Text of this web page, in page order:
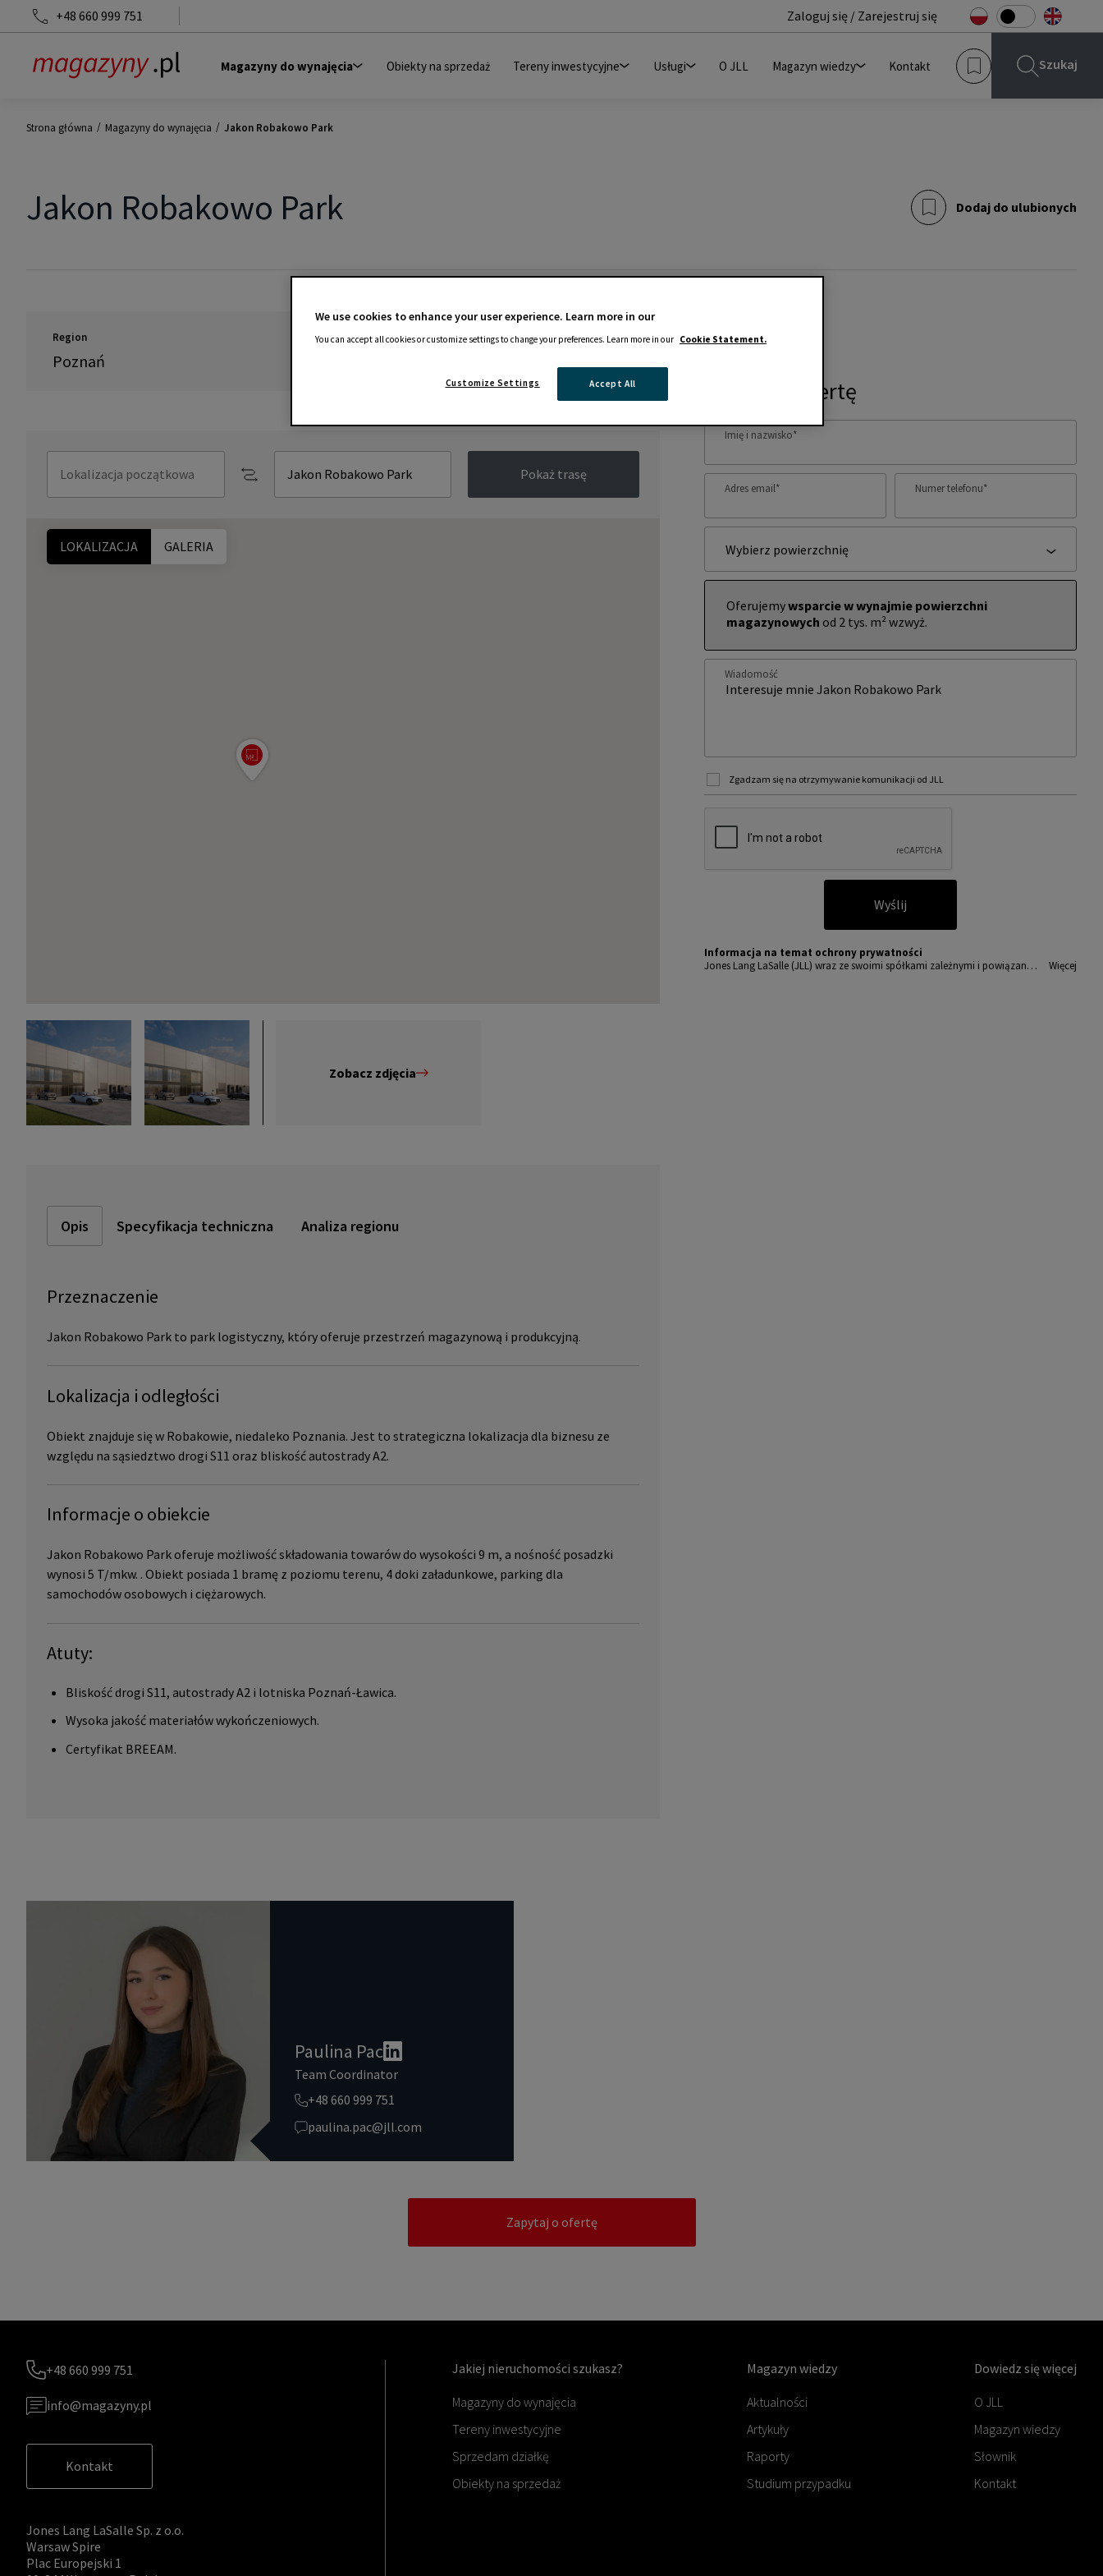
+48 660 999 751 Zaloguj się / Zarejestruj się
Magazyny do wynajęcia Obiekty na sprzedaż Tereny inwestycyjne Usługi O JLL Magazyn wiedzy Kontakt Szukaj
Strona główna / Magazyny do wynajęcia / Jakon Robakowo Park
Jakon Robakowo Park Dodaj do ulubionych
Region
Poznań
LOKALIZACJA GALERIA
Pokaż trasę
Zobacz zdjęcia
Opis Specyfikacja techniczna Analiza regionu
Przeznaczenie
Jakon Robakowo Park to park logistyczny, który oferuje przestrzeń magazynową i produkcyjną.
Lokalizacja i odległości
Obiekt znajduje się w Robakowie, niedaleko Poznania. Jest to strategiczna lokalizacja dla biznesu ze
względu na sąsiedztwo drogi S11 oraz bliskość autostrady A2.
Informacje o obiekcie
Jakon Robakowo Park oferuje możliwość składowania towarów do wysokości 9 m, a nośność posadzki
wynosi 5 T/mkw. . Obiekt posiada 1 bramę z poziomu terenu, 4 doki załadunkowe, parking dla
samochodów osobowych i ciężarowych.
Atuty:
Bliskość drogi S11, autostrady A2 i lotniska Poznań-Ławica.
Wysoka jakość materiałów wykończeniowych.
Certyfikat BREEAM.
Zapytaj o ofertę
Imię i nazwisko*
Adres email* Numer telefonu*
Wybierz powierzchnię
Oferujemywsparcie w wynajmie powierzchni
magazynowych od 2 tys. m² wzwyż.
Wiadomość
Zgadzam się na otrzymywanie komunikacji od JLL
Wyślij
Informacja na temat ochrony prywatności
Jones Lang LaSalle (JLL) wraz ze swoimi spółkami zależnymi i powiązany
Więcej
Paulina Pac
Team Coordinator
+48 660 999 751
paulina.pac@jll.com
Zapytaj o ofertę
+48 660 999 751
info@magazyny.pl
Kontakt
Jones Lang LaSalle Sp. z o.o.
Warsaw Spire
Plac Europejski 1
Jakiej nieruchomości szukasz?
Magazyny do wynajęcia
Tereny inwestycyjne
Sprzedam działkę
Obiekty na sprzedaż
Magazyn wiedzy
Aktualności
Artykuły
Raporty
Studium przypadku
Dowiedz się więcej
O JLL
Magazyn wiedzy
Słownik
Kontakt
We use cookies to enhance your user experience. Learn more in our
You can accept all cookies or customize settings to change your preferences. Learn more in our Cookie Statement.
Accept All
Customize Settings